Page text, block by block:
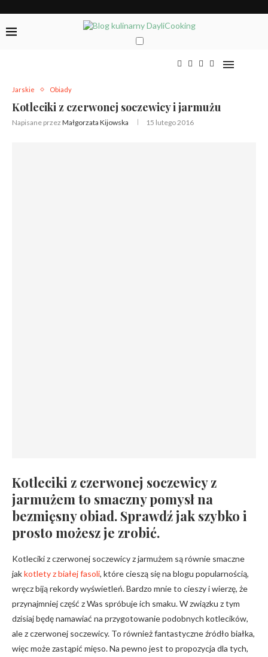
Jarskie Obiady
Kotleciki z czerwonej soczewicy i jarmużu
Napisane przez Małgorzata Kijowska 15 lutego 2016
Kotleciki z czerwonej soczewicy z
jarmużem to smaczny pomysł na
bezmięsny obiad. Sprawdź jak szybko i
prosto możesz je zrobić.
Kotleciki z czerwonej soczewicy z jarmużem są równie smaczne
jakkotlety z białej fasoli, które cieszą się na blogu popularnością,
wręcz biją rekordy wyświetleń. Bardzo mnie to cieszy i wierzę, że
przynajmniej część z Was spróbuje ich smaku. W związku z tym
dzisiaj będę namawiać na przygotowanie podobnych kotlecików,
ale z czerwonej soczewicy. To również fantastyczne źródło białka,
więc może zastąpić mięso. Na pewno jest to propozycja dla tych,